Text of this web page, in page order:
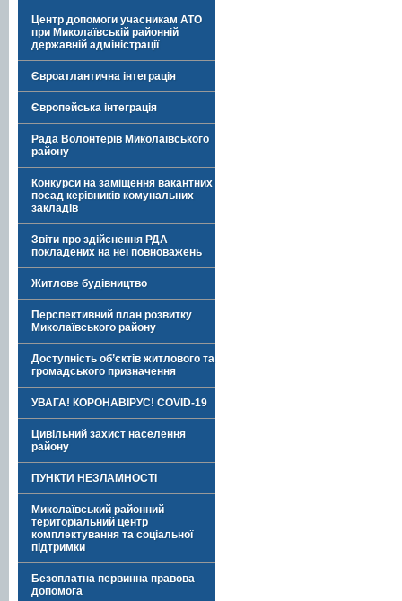
Центр допомоги учасникам АТО
при Миколаївській районній
державній адміністрації
Євроатлантична інтеграція
Європейська інтеграція
Рада Волонтерів Миколаївського
району
Конкурси на заміщення вакантних
посад керівників комунальних
закладів
Звіти про здійснення РДА
покладених на неї повноважень
Житлове будівництво
Перспективний план розвитку
Миколаївського району
Доступність об’єктів житлового та
громадського призначення
УВАГА! КОРОНАВІРУС! COVID-19
Цивільний захист населення
району
ПУНКТИ НЕЗЛАМНОСТІ
Миколаївський районний
територіальний центр
комплектування та соціальної
підтримки
Безоплатна первинна правова
допомога